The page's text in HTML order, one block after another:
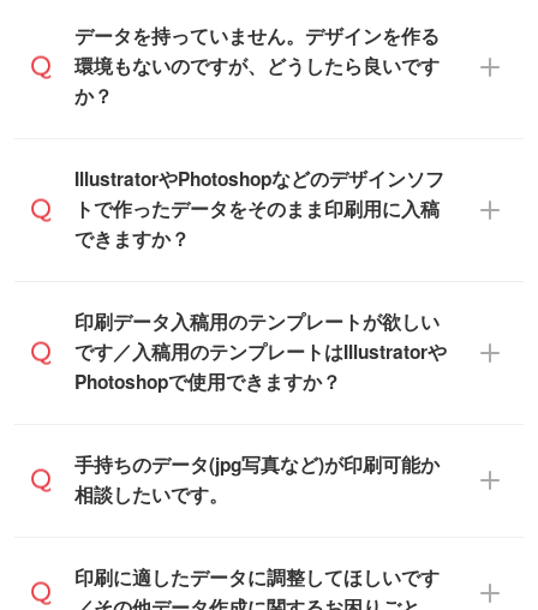
ュール」に注文予定日をご入力いただく
と、おおよその締切日や出荷目安をご確認
いただけます。
商品在庫や印刷ラインを確保するために
をお願いいたします。
※土日祝日を除く営業日換算です。
います。(透明袋、デザイン袋など)
【個包装なし】 個包装がされていない状
態で納品します。
データを持っていません。デザインを作る
環境もないのですが、どうしたら良いです
か？
無料の「デザインシミュレーター」を使え
ば、PCやスマホから簡単にデザインを作成
できます。スタンプやテンプレートも豊富
また、「データ作成サービス」もご利用い
ただけます。ご希望の文言・書体・印刷色
IllustratorやPhotoshopなどのデザインソフ
トで作ったデータをそのまま印刷用に入稿
できますか？
IllustratorやPhotoshop、CLIP STUDIOなどの
デザインソフトでこだわりのデザインを作
成したい方は、完全データ入稿
お見積・ご注文フォームにアップロードし
てご入稿ください。
不備がないかチェックし、お客様と確認し
印刷データ入稿用のテンプレートが欲しい
です／入稿用のテンプレートはIllustratorや
Photoshopで使用できますか？
一部商品は入稿用テンプレートのご用意が
あります。各商品ページの『印刷方法・テ
入稿用のテンプレートはPDF形式ですが、
手持ちのデータ(jpg写真など)が印刷可能か
相談したいです。
印刷に適したデータ・解像度かどうか、担
印刷に適したデータに調整してほしいです